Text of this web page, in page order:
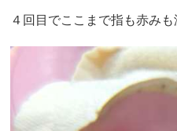
４回目でここまで指も赤み